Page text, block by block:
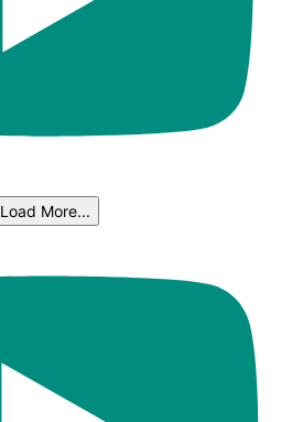
Load More...